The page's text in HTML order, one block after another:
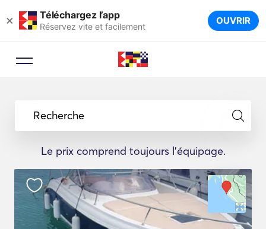
× Téléchargez l’app
Réservez vite et facilement OUVRIR
Recherche
Le prix comprend toujours l'équipage.